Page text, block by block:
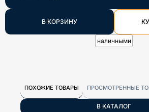
В КОРЗИНУ
наличными
ПОХОЖИЕ ТОВАРЫ ПРОСМОТРЕННЫЕ
В КАТАЛОГ